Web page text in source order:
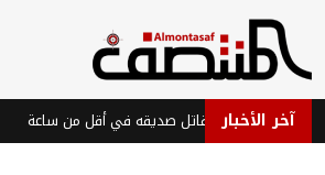
آخر الأخبار
عدن تضبط قاتل صديقه في أقل من ساعة